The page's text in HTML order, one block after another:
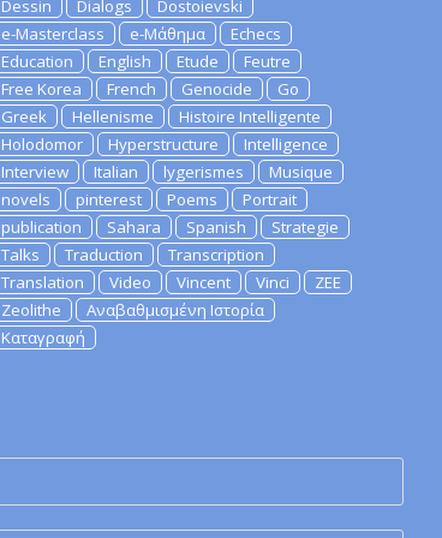
Dessin
Dialogs
Dostoievski
e-Masterclass
e-Μάθημα
Echecs
Education
English Etude
Feutre
Free Korea
French Genocide
Go
Greek
Hellenisme
Histoire Intelligente
Holodomor
Hyperstructure
Intelligence
Interview
Italian lygerismes
Musique
novels
pinterest Poems
Portrait
publication
Sahara Spanish
Strategie
Talks
Traduction
Transcription
Translation
Video Vincent Vinci
ZEE
Zeolithe
Αναβαθμισμένη Ιστορία
Καταγραφή